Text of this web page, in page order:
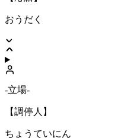
おうだく
-立場-
【調停人】
ちょうていにん